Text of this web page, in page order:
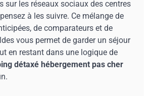
sur les réseaux sociaux des centres
à les suivre. Ce mélange de
de comparateurs et de
vous permet de garder un séjour
en restant dans une logique de
détaxé hébergement pas cher